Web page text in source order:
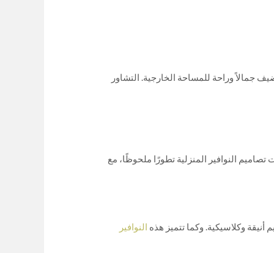
جمالاً وراحة للمساحة الخارجية. التشاور
النوافير المنزلية تطورًا ملحوظًا، مع
أنيقة وكلاسيكية. وكما تتميز هذه النوافير